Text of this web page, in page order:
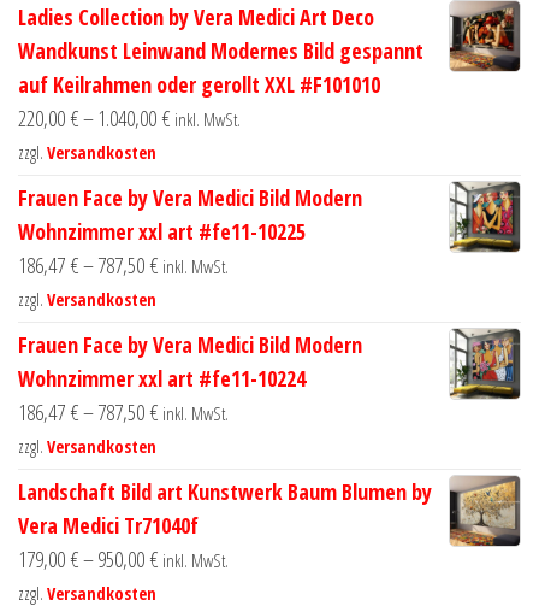
Ladies Collection by Vera Medici Art Deco
Wandkunst Leinwand Modernes Bild gespannt
auf Keilrahmen oder gerollt XXL #F101010
220,00 €– 1.040,00 € inkl. MwSt.
zzgl. Versandkosten
Frauen Face by Vera Medici Bild Modern
Wohnzimmer xxl art #fe11-10225
186,47 €–787,50 € inkl. MwSt.
zzgl. Versandkosten
Frauen Face by Vera Medici Bild Modern
Wohnzimmer xxl art #fe11-10224
186,47 €–787,50 € inkl. MwSt.
zzgl. Versandkosten
Landschaft Bild art Kunstwerk Baum Blumen by
Vera Medici Tr71040f
179,00 €–950,00 € inkl. MwSt.
zzgl. Versandkosten